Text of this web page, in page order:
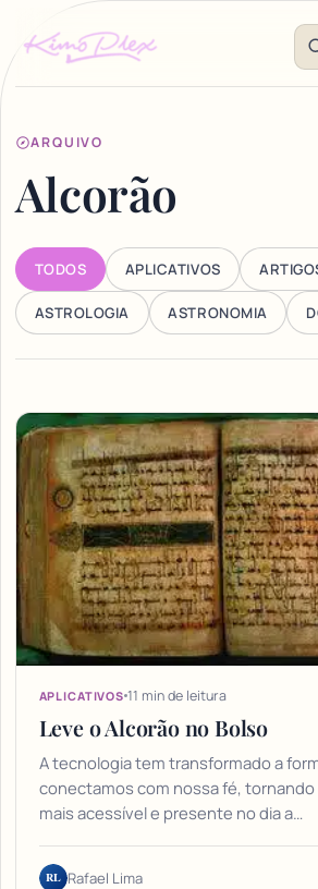
ARQUIVO
Alcorão
TODOS APLICATIVOS
ASTROLOGIA ASTRONOMIA
Articles
APLICATIVOS 11 min de leitura
Leve o Alcorão no Bolso
A tecnologia tem transformado a
conectamos com nossa fé, tornando
mais acessível e presente no dia a…
RL Rafael Lima